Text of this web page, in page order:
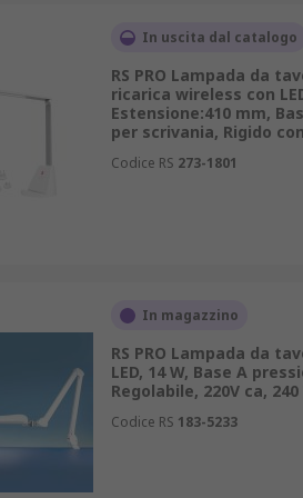
che si abbini
(ad esempio un televisore o un
utilizzare una lampada da
di risparmiare energia elettrica e
di una lampadina alogena.
ore, rispetto alle 50 mila ore
In uscita dal catalogo
RS PRO Lampada da
ricarica wireless con
Estensione:410 mm,
per scrivania, Rigido con
Codice RS 273-1801
In magazzino
RS PRO Lampada da
LED, 14 W, Base A
Regolabile, 220V ca, 240
Codice RS 183-5233